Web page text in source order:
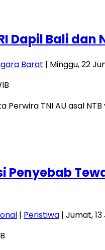
Dapil Bali
Barat | Minggu, 22
Perwira TNI AU asal
Penyebab
| Peristiwa | Jumat, 13